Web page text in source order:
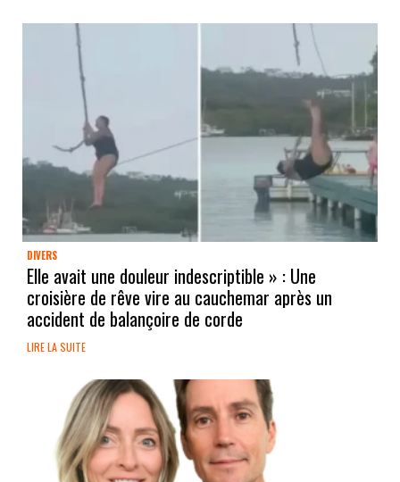
DIVERS
Elle avait une douleur indescriptible » : Une
croisière de rêve vire au cauchemar après un
accident de balançoire de corde
LIRE LA SUITE